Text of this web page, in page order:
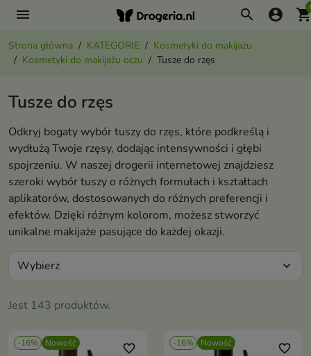
menu search account_circle
Strona główna KATEGORIE
Kosmetyki do makijażu
Kosmetyki do makijażu oczu
Tusze do rzęs
Tusze do rzęs
Odkryj bogaty wybór tuszy do rzęs, które podkreślą i
wydłużą Twoje rzęsy, dodając intensywności i głębi
spojrzeniu. W naszej drogerii internetowej znajdziesz
szeroki wybór tuszy o różnych formułach i kształtach
aplikatorów, dostosowanych do różnych preferencji i
efektów. Dzięki różnym kolorom, możesz stworzyć
unikalne makijaże pasujące do każdej okazji.
Jest 143 produktów.
Wybierz expand_more
-16% Nowość favorite_border -16% Nowość favorite_border